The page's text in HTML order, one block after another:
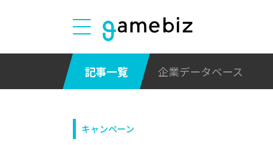
記事一覧 企業データベース
キャンペーン